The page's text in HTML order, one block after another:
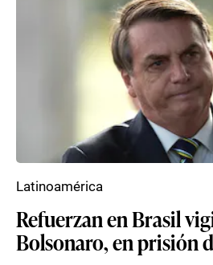
Refuerzan en Brasil
Bolsonaro, en prisión
Latinoamérica